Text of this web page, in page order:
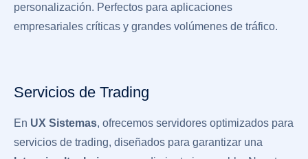
personalización. Perfectos para aplicaciones
empresariales críticas y grandes volúmenes de tráfico.
Servicios de Trading
En UX Sistemas, ofrecemos servidores optimizados para
servicios de trading, diseñados para garantizar una